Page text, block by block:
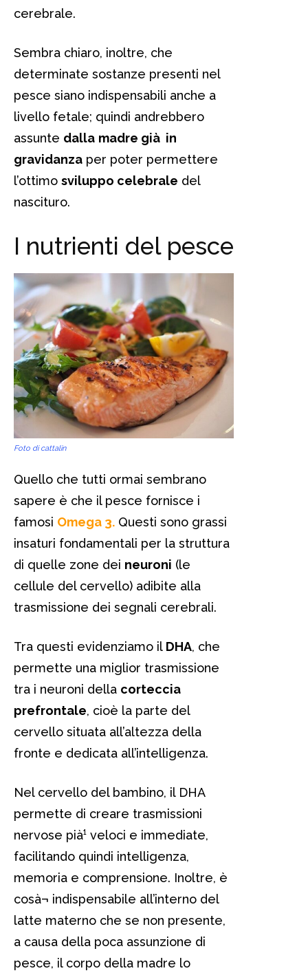
cerebrale.
Sembra chiaro, inoltre, che
determinate sostanze presenti nel
pesce siano indispensabili anche a
livello fetale; quindi andrebbero
assunte dalla madre già in
gravidanza per poter permettere
l’ottimo sviluppo celebrale del
nascituro.
I nutrienti del pesce
Foto di cattalin
Quello che tutti ormai sembrano
sapere è che il pesce fornisce i
famosi Omega 3. Questi sono grassi
insaturi fondamentali per la struttura
di quelle zone dei neuroni (le
cellule del cervello) adibite alla
trasmissione dei segnali cerebrali.
Tra questi evidenziamo il DHA, che
permette una miglior trasmissione
tra i neuroni della corteccia
prefrontale, cioè la parte del
cervello situata all’altezza della
fronte e dedicata all’intelligenza.
Nel cervello del bambino, il DHA
permette di creare trasmissioni
nervose pià¹ veloci e immediate,
facilitando quindi intelligenza,
memoria e comprensione. Inoltre, è
cosà¬ indispensabile all’interno del
latte materno che se non presente,
a causa della poca assunzione di
pesce, il corpo della madre lo